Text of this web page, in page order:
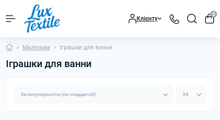
Клієнту
0
Малюкам Іграшки для ванни
Іграшки для ванни